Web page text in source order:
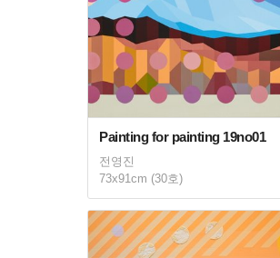
Painting for painting 19no01
전영진
73x91cm (30호)